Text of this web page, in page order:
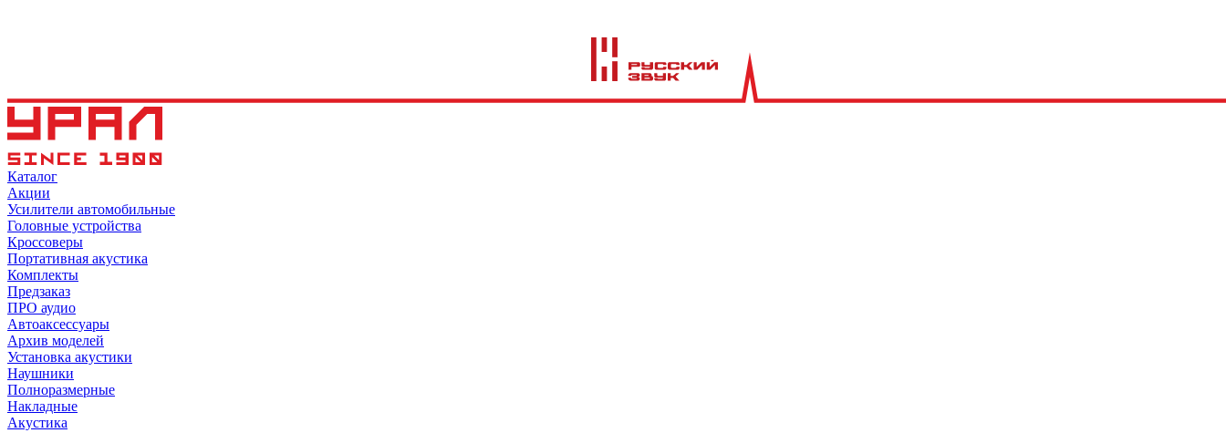
Каталог
Акции
Усилители автомобильные
Головные устройства
Кроссоверы
Портативная акустика
Комплекты
Предзаказ
ПРО аудио
Автоаксессуары
Архив моделей
Установка акустики
Наушники
Полноразмерные
Накладные
Акустика